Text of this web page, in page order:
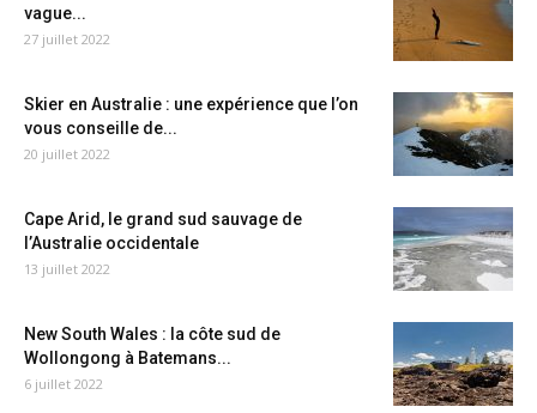
vague...
27 juillet 2022
Skier en Australie : une expérience que l’on
vous conseille de...
20 juillet 2022
Cape Arid, le grand sud sauvage de
l’Australie occidentale
13 juillet 2022
New South Wales : la côte sud de
Wollongong à Batemans...
6 juillet 2022